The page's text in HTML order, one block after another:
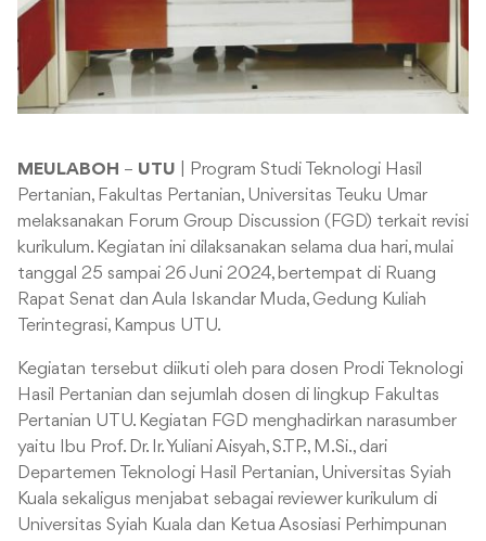
MEULABOH – UTU | Program Studi Teknologi Hasil
Pertanian, Fakultas Pertanian, Universitas Teuku Umar
melaksanakan Forum Group Discussion (FGD) terkait revisi
kurikulum. Kegiatan ini dilaksanakan selama dua hari, mulai
tanggal 25 sampai 26 Juni 2024, bertempat di Ruang
Rapat Senat dan Aula Iskandar Muda, Gedung Kuliah
Terintegrasi, Kampus UTU.
Kegiatan tersebut diikuti oleh para dosen Prodi Teknologi
Hasil Pertanian dan sejumlah dosen di lingkup Fakultas
Pertanian UTU. Kegiatan FGD menghadirkan narasumber
yaitu Ibu Prof. Dr. Ir. Yuliani Aisyah, S.TP., M.Si., dari
Departemen Teknologi Hasil Pertanian, Universitas Syiah
Kuala sekaligus menjabat sebagai reviewer kurikulum di
Universitas Syiah Kuala dan Ketua Asosiasi Perhimpunan